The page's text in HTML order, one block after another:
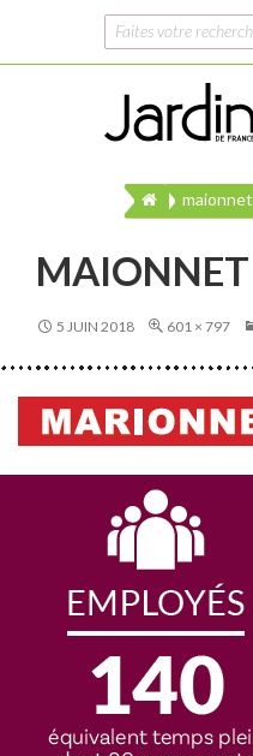
Rechercher :
maionnet
MAIONNET
5 JUIN 2018 601 × 797